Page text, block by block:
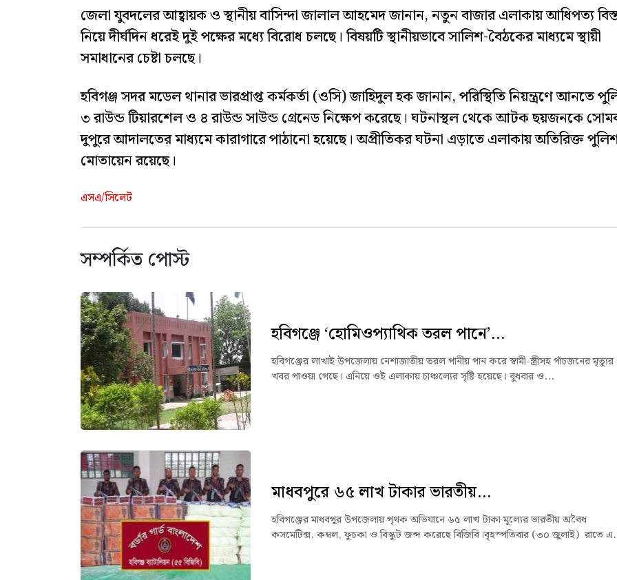
জেলা যুবদলের আহ্বায়ক ও স্থানীয় বাসিন্দা জালাল আহমেদ জানান, নতুন বাজার এলাকায় আধিপত্য
নিয়ে দীর্ঘদিন ধরেই দুই পক্ষের মধ্যে বিরোধ চলছে। বিষয়টি স্থানীয়ভাবে সালিশ-বৈঠকের মাধ্যমে স্থায়ী
সমাধানের চেষ্টা চলছে।
হবিগঞ্জ সদর মডেল থানার ভারপ্রাপ্ত কর্মকর্তা (ওসি) জাহিদুল হক জানান, পরিস্থিতি নিয়ন্ত্রণে আনতে
৩ রাউন্ড টিয়ারশেল ও ৪ রাউন্ড সাউন্ড গ্রেনেড নিক্ষেপ করেছে। ঘটনাস্থল থেকে আটক ছয়জনকে
দুপুরে আদালতের মাধ্যমে কারাগারে পাঠানো হয়েছে। অপ্রীতিকর ঘটনা এড়াতে এলাকায় অতিরিক্ত
মোতায়েন রয়েছে।
এসএ/সিলেট
সম্পর্কিত পোস্ট
হবিগঞ্জে ‘হোমিওপ্যাথিক তরল পানে’...
হবিগঞ্জের লাখাই উপজেলায় নেশাজাতীয় তরল পানীয় পান করে স্বামী-স্ত্রীসহ পাঁচজনের মৃত্যুর
খবর পাওয়া গেছে। এনিয়ে ওই এলাকায় চাঞ্চল্যের সৃষ্টি হয়েছে। বুধবার ও...
মাধবপুরে ৬৫ লাখ টাকার ভারতীয়...
হবিগঞ্জের মাধবপুর উপজেলায় পৃথক অভিযানে ৬৫ লাখ টাকা মূল্যের ভারতীয় অবৈধ
কসমেটিক্স, কম্বল, ফুচকা ও বিস্কুট জব্দ করেছে বিজিবি।বৃহস্পতিবার (৩০ জুলাই) রাতে